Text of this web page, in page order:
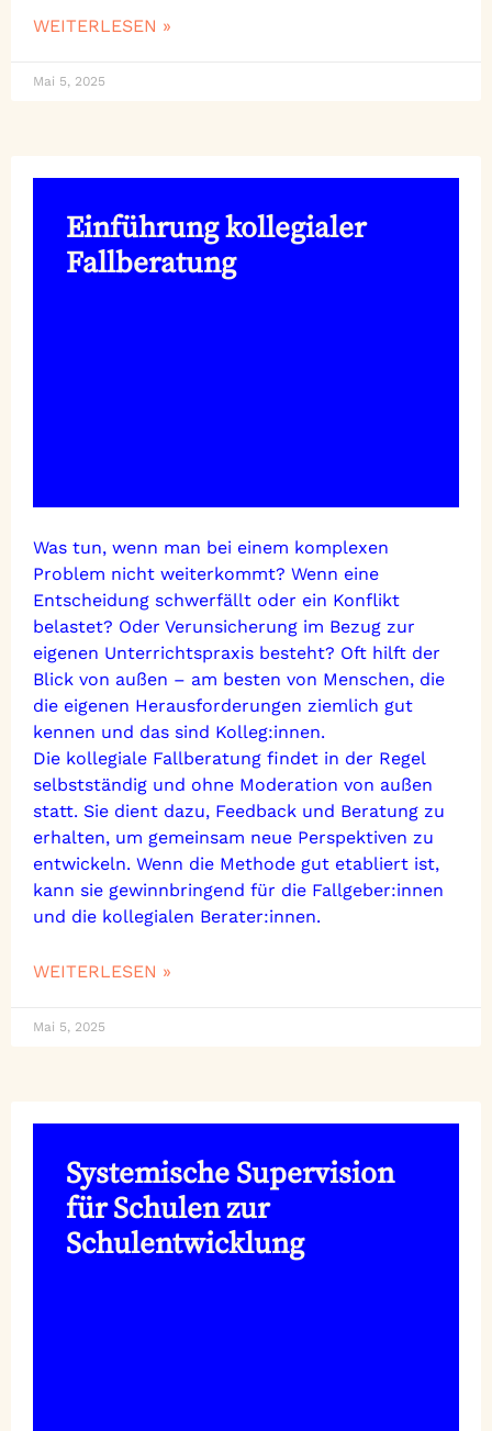
WEITERLESEN »
Mai 5, 2025
Einführung kollegialer
Fallberatung
Was tun, wenn man bei einem komplexen
Problem nicht weiterkommt? Wenn eine
Entscheidung schwerfällt oder ein Konflikt
belastet? Oder Verunsicherung im Bezug zur
eigenen Unterrichtspraxis besteht? Oft hilft der
Blick von außen – am besten von Menschen, die
die eigenen Herausforderungen ziemlich gut
kennen und das sind Kolleg:innen.
Die kollegiale Fallberatung findet in der Regel
selbstständig und ohne Moderation von außen
statt. Sie dient dazu, Feedback und Beratung zu
erhalten, um gemeinsam neue Perspektiven zu
entwickeln. Wenn die Methode gut etabliert ist,
kann sie gewinnbringend für die Fallgeber:innen
und die kollegialen Berater:innen.
WEITERLESEN »
Mai 5, 2025
Systemische Supervision
für Schulen zur
Schulentwicklung